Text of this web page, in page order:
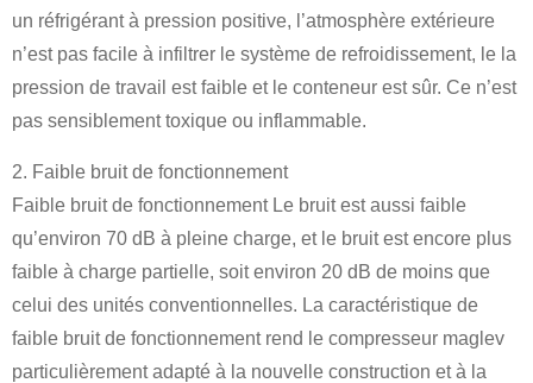
un réfrigérant à pression positive, l’atmosphère extérieure
n’est pas facile à infiltrer le système de refroidissement, le la
pression de travail est faible et le conteneur est sûr. Ce n’est
pas sensiblement toxique ou inflammable.
2. Faible bruit de fonctionnement
Faible bruit de fonctionnement Le bruit est aussi faible
qu’environ 70 dB à pleine charge, et le bruit est encore plus
faible à charge partielle, soit environ 20 dB de moins que
celui des unités conventionnelles. La caractéristique de
faible bruit de fonctionnement rend le compresseur maglev
particulièrement adapté à la nouvelle construction et à la